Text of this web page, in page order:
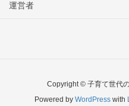
運営者
Copyright © 子育て世代
Powered by WordPresswith